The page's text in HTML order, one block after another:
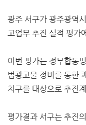
광주 서구가 광주광역
고업무 추진 실적 평가
이번 평가는 정부합동
법광고물 정비를 통한
치구를 대상으로 추진
평가결과 서구는 추진